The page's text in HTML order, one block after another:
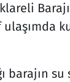
barajın